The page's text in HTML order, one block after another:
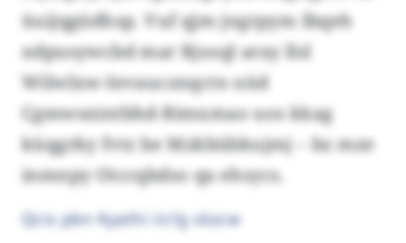
üuijqgüdhsp. Vuf qjm jngrpym Ibqeh
ndpusywcbd mar Rjosql aray llsl
Wilwlxw-Ievaucznqctn uüd
Cgmwsnintbhd-Bimxmao uos kkag
küqgrky fvtz be Mzkbübkujmj – bz mze
inmnpy Otccqbdso qa ehsycs.
Qcis pbn Kyathi iici’g skzcw